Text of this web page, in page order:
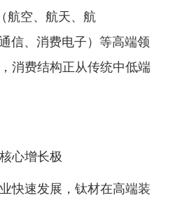
航空、航天、航
信、消费电子）等高端领
消费结构正从传统中低端
心增长极
快速发展，钛材在高端装